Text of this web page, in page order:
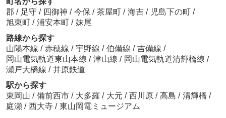
郡 / 足守 / 四御神 / 今保 / 茶屋町 / 海吉 / 児島下の町 /
旭東町 / 浦安本町 / 妹尾
路線から探す
山陽本線 / 赤穂線 / 宇野線 / 伯備線 / 吉備線 /
岡山電気軌道東山本線 / 津山線 / 岡山電気軌道清輝橋線 /
瀬戸大橋線 / 井原鉄道
駅から探す
東岡山 / 備前西市 / 大多羅 / 大元 / 西川原 / 高島 / 清輝橋 /
庭瀬 / 西大寺 / 東山岡電ミュージアム